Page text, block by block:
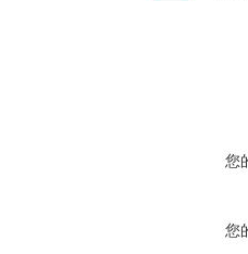
您
您